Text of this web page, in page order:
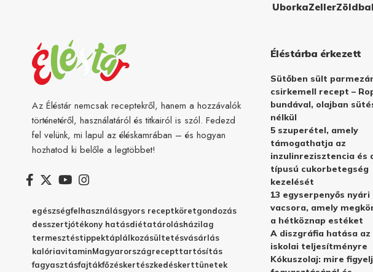
UborkaZeller
Az Éléstár nemcsak receptekről, hanem a hozzávalók
történetéről, használatáról és titkairól is szól. Fedezd
fel velünk, mi lapul az éléskamrában – és hogyan
hozhatod ki belőle a legtöbbet!
egészségfelhasználásgyors receptköretgondozás
desszertjótékony hatásdiétatárolásházilag
termesztéstippektáplálkozásültetésvásárlás
kalóriavitaminMagyarországrecepttartósítás
fagyasztásfajtákfőzéskertészkedéskerttünetek
Éléstárba érkezett
Sütőben sült
csirkemell recept –
bundával, olajban
nélkül
5 szuperétel, amely
támogathatja az
inzulinrezisztencia és
típusú cukorbetegség
kezelését
13 egyserpenyős nyári
vacsora, amely
a hétköznap estéket
A diszgráfia hatása az
iskolai teljesítményre
Kókuszolaj: mire